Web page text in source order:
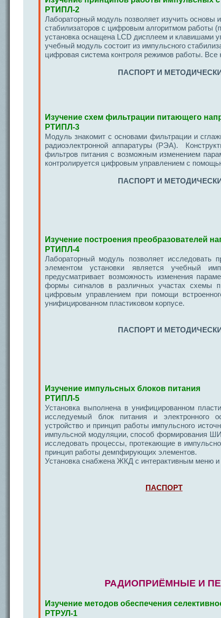
РТИПЛ-2
Лабораторный модуль позволяет изучить основы
стабилизаторов с цифровым алгоритмом работы
установка оснащена LCD дисплеем и клавишами
учебный модуль состоит из импульсного
цифровая система контроля режимов работы.
ПАСПОРТ И
Изучение схем фильтрации питающего
РТИПЛ-3
Модуль знакомит с основами фильтрации и
радиоэлектронной аппаратуры (РЭА).
фильтров питания с возможным изменением
контролируется цифровым управлением с
ПАСПОРТ И
Изучение построения преобразователей
РТИПЛ-4
Лабораторный модуль позволяет исследовать
элементом установки является учебный
предусматривает возможность изменения
формы сигналов в различных участах схемы
цифровым управлением при помощи
унифицированном пластиковом корпусе.
ПАСПОРТ И
Изучение импульсных блоков питания
РТИПЛ-5
Установка выполнена в унифицированном
исследуемый блок питания и электронного
устройство и принцип работы импульсного
импульсной модуляции, способ формирования
исследовать процессы, протекающие в
принцип работы демпфирующих элементов.
Установка снабжена ЖКД с интерактивным меню
ПАСПОРТ
РАДИОПРИЁМНЫЕ И
Изучение методов обеспечения
РТРУЛ-1